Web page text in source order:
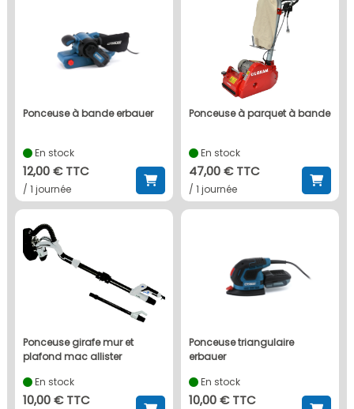
ponceuse à bande erbauer
En stock
12,00 € TTC
/ 1 journée
ponceuse à parquet à bande
En stock
47,00 € TTC
/ 1 journée
ponceuse girafe mur et
plafond mac allister
En stock
10,00 € TTC
ponceuse triangulaire
erbauer
En stock
10,00 € TTC